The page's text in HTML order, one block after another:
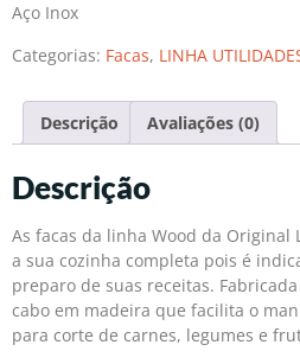
Aço Inox
Categorias: Facas, LINHA
Descrição Avaliações (0)
Descrição
As facas da linha Wood da
a sua cozinha completa pois é
preparo de suas receitas.
cabo em madeira que facilita o
para corte de carnes, legumes e